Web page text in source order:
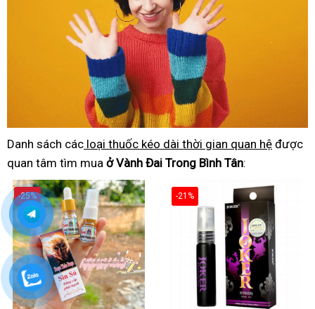
Danh sách các loại thuốc kéo dài thời gian quan hệ được
quan tâm tìm mua ở Vành Đai Trong Bình Tân:
-25% -21%